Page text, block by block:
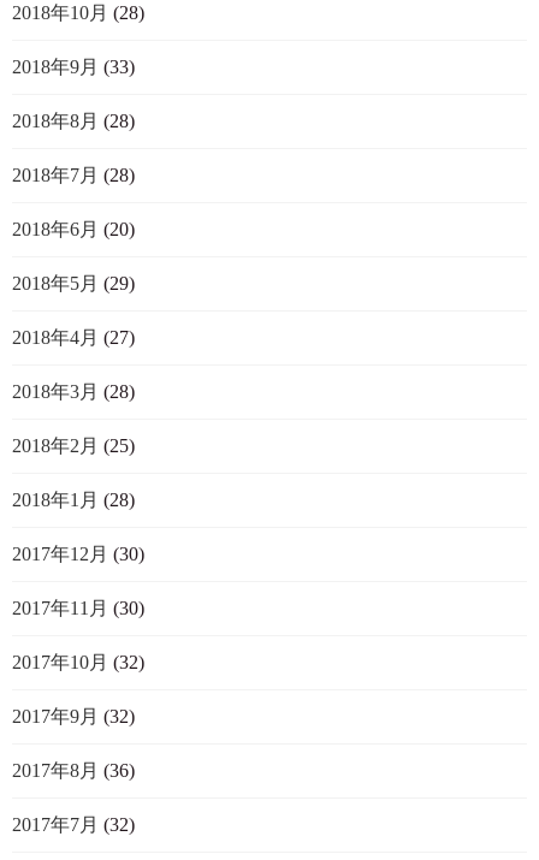
2018年10月 (28)
2018年9月 (33)
2018年8月 (28)
2018年7月 (28)
2018年6月 (20)
2018年5月 (29)
2018年4月 (27)
2018年3月 (28)
2018年2月 (25)
2018年1月 (28)
2017年12月 (30)
2017年11月 (30)
2017年10月 (32)
2017年9月 (32)
2017年8月 (36)
2017年7月 (32)